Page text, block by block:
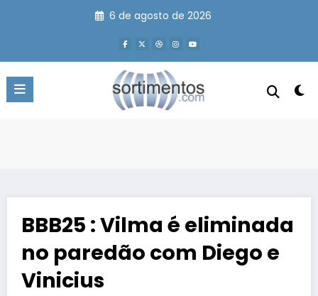
6 de agosto de 2026
BBB25 : Vilma é eliminada
no paredão com Diego e
Vinicius